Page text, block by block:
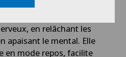
en relâchant les
apaisant le mental. Elle
en mode repos, facilite